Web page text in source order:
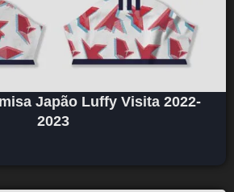
Japão Luffy Visita 2022-
2023